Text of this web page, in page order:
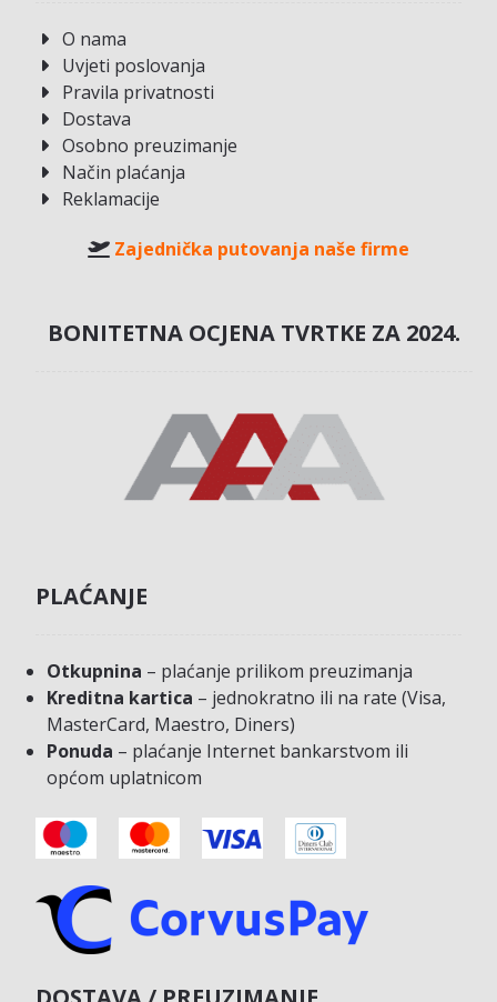
O nama
Uvjeti poslovanja
Pravila privatnosti
Dostava
Osobno preuzimanje
Način plaćanja
Reklamacije
Zajednička putovanja naše firme
BONITETNA OCJENA TVRTKE ZA 2024.
PLAĆANJE
Otkupnina – plaćanje prilikom preuzimanja
Kreditna kartica – jednokratno ili na rate (Visa,
MasterCard, Maestro, Diners)
Ponuda – plaćanje Internet bankarstvom ili
općom uplatnicom